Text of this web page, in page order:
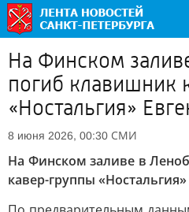
На Финском
погиб клавишник
«Ностальгия»
8 июня 2026, 00:30 СМИ
На Финском заливе в
кавер-группы